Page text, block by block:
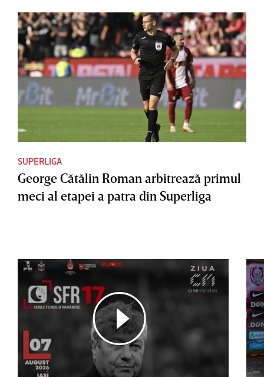
SUPERLIGA
George Cătălin Roman arbitrează primul
meci al etapei a patra din Superliga